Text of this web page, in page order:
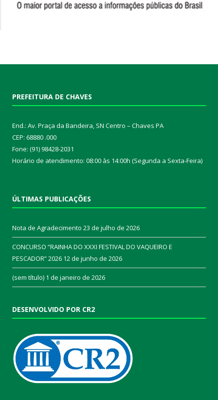
PREFEITURA DE CHAVES
End.: Av. Praça da Bandeira, SN Centro – Chaves PA
CEP: 68880 .000
Fone: (91) 98428-2031
Horário de atendimento: 08:00 às 14:00h (Segunda a Sexta-Feira)
ÚLTIMAS PUBLICAÇÕES
Nota de Agradecimento 23 de julho de 2026
CONCURSO “RAINHA DO XXXI FESTIVAL DO VAQUEIRO E
PESCADOR” 2026 12 de junho de 2026
(sem título) 1 de janeiro de 2026
DESENVOLVIDO POR CR2